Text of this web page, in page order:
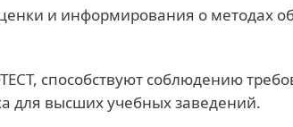
и информирования о методах
способствуют соблюдению
для высших учебных заведений.